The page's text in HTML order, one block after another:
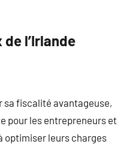
l’Irlande
sa fiscalité avantageuse,
pour les entrepreneurs et
optimiser leurs charges